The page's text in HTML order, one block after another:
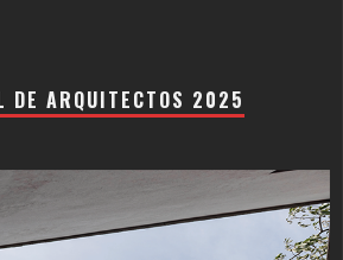
DE ARQUITECTOS 2025